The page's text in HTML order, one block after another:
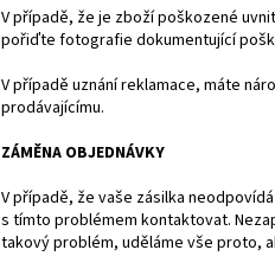
V případě, že je zboží poškozené
pořiďte fotografie dokumentující
V případě uznání reklamace, máte
prodávajícímu.
ZÁMĚNA OBJEDNÁVKY
V případě, že vaše zásilka
s tímto problémem kontaktovat.
takový problém, uděláme vše proto,